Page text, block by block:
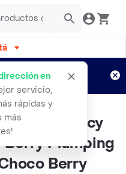
en
servicio,
rápidas y
más
Aplican TyC
Juicy
Berry Plumping
Berry